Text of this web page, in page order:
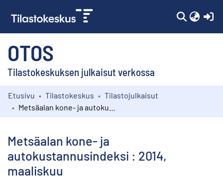
OTOS
Tilastokeskuksen julkaisut verkossa
Kokoelmat
Etusivu Tilastokeskus
Tilastojulkaisut
Metsäalan kone- ja
autokustannusindeksi : 2014,
maaliskuu